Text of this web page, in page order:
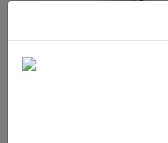
4 EMBOUTS